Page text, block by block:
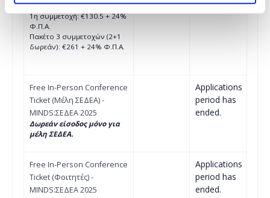
μέληΣΔΕ, ΕΔΕΕ, ΕΙΕΠ
1η συμμετοχή: €130.5 + 24%
Φ.Π.Α.
Πακέτο 3 συμμετοχών (2+1
δωρεάν): €261 + 24% Φ.Π.Α.
Free In-Person Conference
Ticket (Μέλη ΣΕΔΕΑ) -
MINDS:ΣΕΔΕΑ 2025
Δωρεάν είσοδος μόνο για
μέλη ΣΕΔΕΑ.
Applications
period has
ended.
Free In-Person Conference
Ticket (Φοιτητές) -
MINDS:ΣΕΔΕΑ 2025
Applications
period has
ended.